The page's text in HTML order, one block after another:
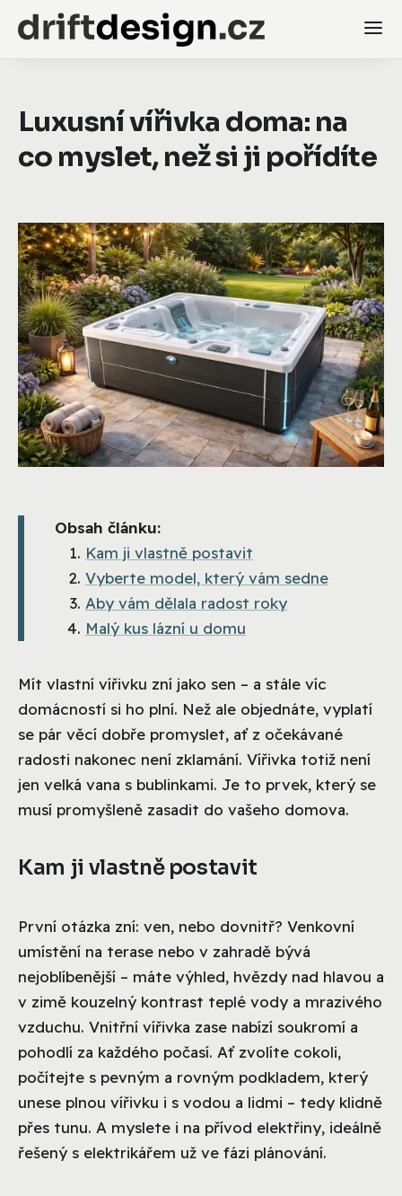
Luxusní vířivka doma: na
co myslet, než si ji pořídíte
Obsah článku:
Kam ji vlastně postavit
Vyberte model, který vám sedne
Aby vám dělala radost roky
Malý kus lázní u domu
Mít vlastní vířivku zní jako sen – a stále víc
domácností si ho plní. Než ale objednáte, vyplatí
se pár věcí dobře promyslet, ať z očekávané
radosti nakonec není zklamání. Vířivka totiž není
jen velká vana s bublinkami. Je to prvek, který se
musí promyšleně zasadit do vašeho domova.
Kam ji vlastně postavit
První otázka zní: ven, nebo dovnitř? Venkovní
umístění na terase nebo v zahradě bývá
nejoblíbenější – máte výhled, hvězdy nad hlavou a
v zimě kouzelný kontrast teplé vody a mrazivého
vzduchu. Vnitřní vířivka zase nabízí soukromí a
pohodlí za každého počasí. Ať zvolíte cokoli,
počítejte s pevným a rovným podkladem, který
unese plnou vířivku i s vodou a lidmi – tedy klidně
přes tunu. A myslete i na přívod elektřiny, ideálně
řešený s elektrikářem už ve fázi plánování.